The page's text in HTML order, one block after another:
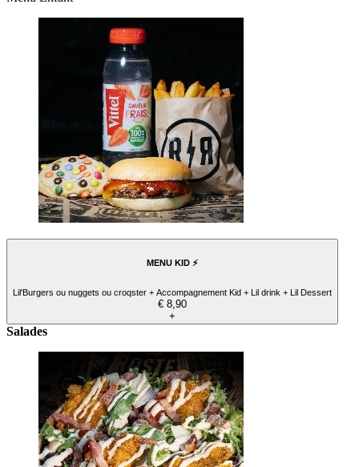
MENU KID ⚡️
Lil'Burgers ou nuggets ou croqster + Accompagnement Kid + Lil drink + Lil Dessert
€ 8,90
+
Salades